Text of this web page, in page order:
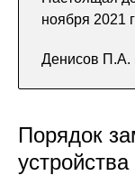
ноября 2021
Денисов П.А.
Порядок
устройства